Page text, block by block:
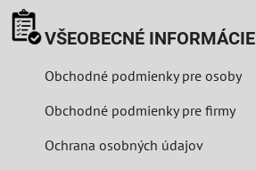
VŠEOBECNÉ INFORMÁCIE
Obchodné podmienky pre osoby
Obchodné podmienky pre firmy
Ochrana osobných údajov